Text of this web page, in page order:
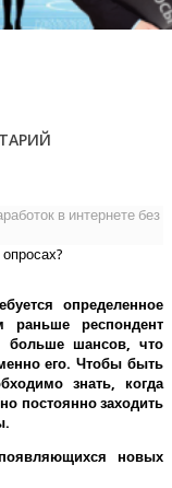
в интернете без
определенное
раньше респондент
больше шансов, что
его.Чтобы быть
знать, когда
постоянно заходить
новых